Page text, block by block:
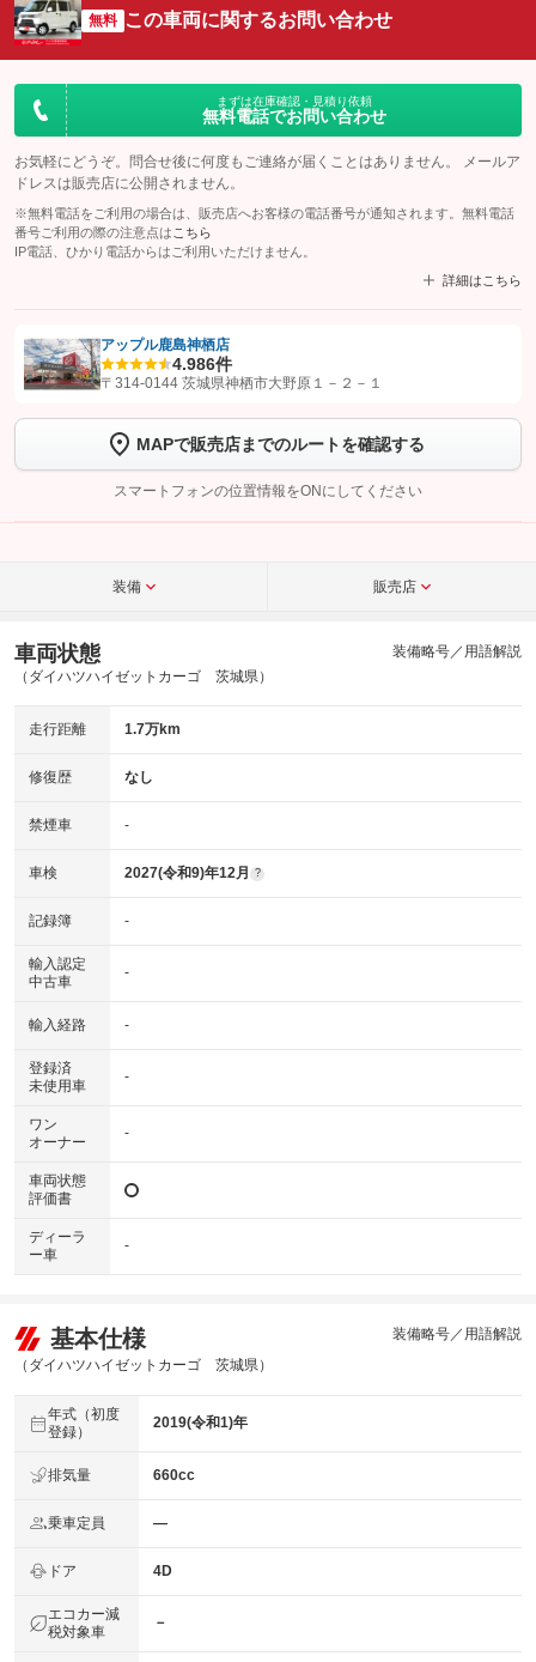
無料 この車両に関するお問い合わせ
まずは在庫確認・見積り依頼
無料電話でお問い合わせ
お気軽にどうぞ。問合せ後に何度もご連絡が届くことはありません。 メールア
ドレスは販売店に公開されません。
※無料電話をご利用の場合は、販売店へお客様の電話番号が通知されます。無料電話
番号ご利用の際の注意点は こちら
IP電話、ひかり電話からはご利用いただけません。
詳細はこちら
【STEP1】認証画面でグーネットを友だち追加してから「許可する」ボタンを押
トーク画面で
ボタンをタップして問い合わせを
完了してください。
こちら
アップル鹿島神栖店
4.986件
〒314-0144 茨城県神栖市大野原１－２－１
MAPで販売店までのルートを確認する
スマートフォンの位置情報をONにしてください
装備 販売店
車両状態
（ダイハツハイゼットカーゴ 茨城県）
装備略号／用語解説
走行距離 1.7万km
修復歴 なし
禁煙車 -
車検 2027(令和9)年12月 ?
記録簿 -
輸入認定
中古車
-
輸入経路 -
登録済
未使用車
-
ワン
オーナー
-
車両状態
評価書
ディーラ
ー車
-
基本仕様
（ダイハツハイゼットカーゴ 茨城県）
装備略号／用語解説
年式（初度
登録）
2019(令和1)年
排気量 660cc
乗車定員 ―
ドア 4D
エコカー減
税対象車
－